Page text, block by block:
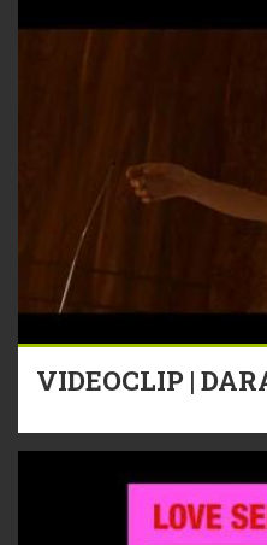
VIDEOCLIP |